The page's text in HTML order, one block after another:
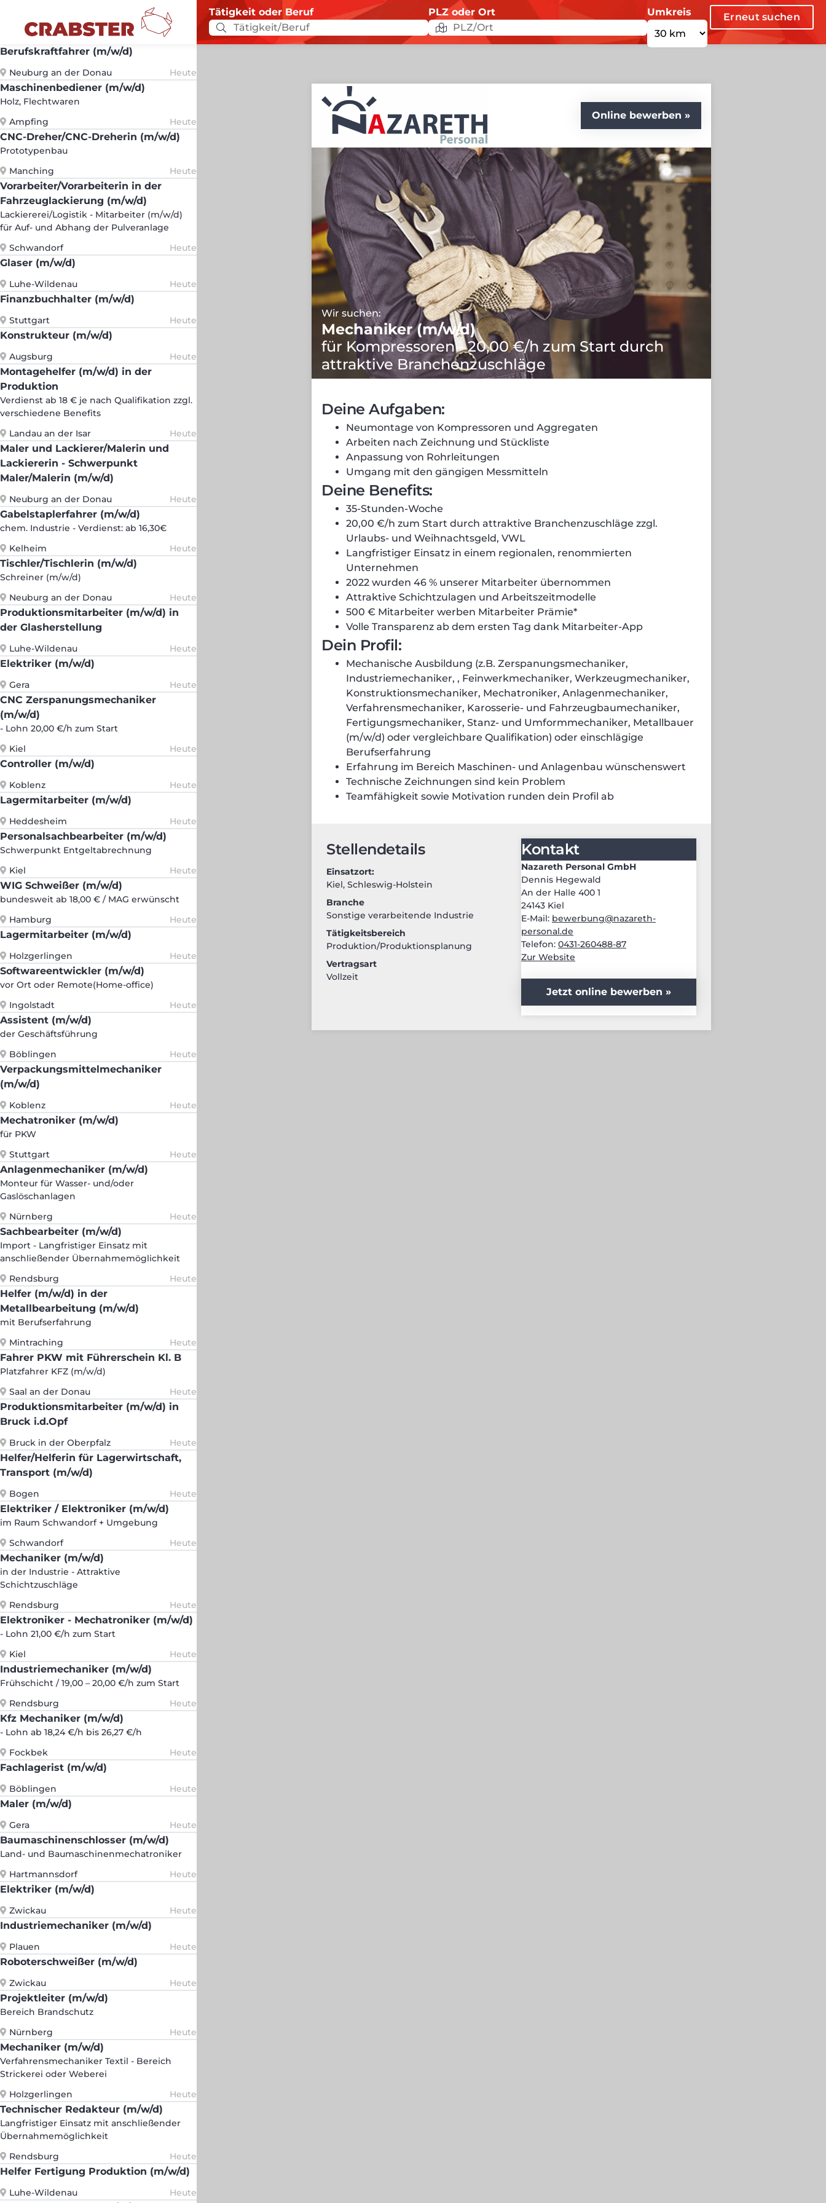
Tätigkeit oder Beruf PLZ oder Ort Umkreis Erneut suchen
Berufskraftfahrer (m/w/d)
Neuburg an der Donau Heute
Maschinenbediener (m/w/d)
Holz, Flechtwaren
Ampfing
Heute
CNC-Dreher/CNC-Dreherin (m/w/d)
Prototypenbau
Manching
Heute
Vorarbeiter/Vorarbeiterin in der
Fahrzeuglackierung (m/w/d)
Lackiererei/Logistik - Mitarbeiter (m/w/d)
für Auf- und Abhang der Pulveranlage
Schwandorf
Heute
Glaser (m/w/d)
Luhe-Wildenau Heute
Finanzbuchhalter (m/w/d)
Stuttgart Heute
Konstrukteur (m/w/d)
Augsburg Heute
Montagehelfer (m/w/d) in der
Produktion
Verdienst ab 18 € je nach Qualifikation zzgl.
verschiedene Benefits
Landau an der Isar
Heute
Maler und Lackierer/Malerin und
Lackiererin - Schwerpunkt
Maler/Malerin (m/w/d)
Neuburg an der Donau Heute
Gabelstaplerfahrer (m/w/d)
chem. Industrie - Verdienst: ab 16,30€
Kelheim
Heute
Tischler/Tischlerin (m/w/d)
Schreiner (m/w/d)
Neuburg an der Donau
Heute
Produktionsmitarbeiter (m/w/d) in
der Glasherstellung
Luhe-Wildenau Heute
Elektriker (m/w/d)
Gera Heute
CNC Zerspanungsmechaniker
(m/w/d)
- Lohn 20,00 €/h zum Start
Kiel
Heute
Controller (m/w/d)
Koblenz Heute
Lagermitarbeiter (m/w/d)
Heddesheim Heute
Personalsachbearbeiter (m/w/d)
Schwerpunkt Entgeltabrechnung
Kiel
Heute
WIG Schweißer (m/w/d)
bundesweit ab 18,00 € / MAG erwünscht
Hamburg
Heute
Lagermitarbeiter (m/w/d)
Holzgerlingen Heute
Softwareentwickler (m/w/d)
vor Ort oder Remote(Home-office)
Ingolstadt
Heute
Assistent (m/w/d)
der Geschäftsführung
Böblingen
Heute
Verpackungsmittelmechaniker
(m/w/d)
Koblenz Heute
Mechatroniker (m/w/d)
für PKW
Stuttgart
Heute
Anlagenmechaniker (m/w/d)
Monteur für Wasser- und/oder
Gaslöschanlagen
Nürnberg
Heute
Sachbearbeiter (m/w/d)
Import - Langfristiger Einsatz mit
anschließender Übernahmemöglichkeit
Rendsburg
Heute
Helfer (m/w/d) in der
Metallbearbeitung (m/w/d)
mit Berufserfahrung
Mintraching
Heute
Fahrer PKW mit Führerschein Kl. B
Platzfahrer KFZ (m/w/d)
Saal an der Donau
Heute
Produktionsmitarbeiter (m/w/d) in
Bruck i.d.Opf
Bruck in der Oberpfalz Heute
Helfer/Helferin für Lagerwirtschaft,
Transport (m/w/d)
Bogen Heute
Elektriker / Elektroniker (m/w/d)
im Raum Schwandorf + Umgebung
Schwandorf
Heute
Mechaniker (m/w/d)
in der Industrie - Attraktive
Schichtzuschläge
Rendsburg
Heute
Elektroniker - Mechatroniker (m/w/d)
- Lohn 21,00 €/h zum Start
Kiel
Heute
Industriemechaniker (m/w/d)
Frühschicht / 19,00 – 20,00 €/h zum Start
Rendsburg
Heute
Kfz Mechaniker (m/w/d)
- Lohn ab 18,24 €/h bis 26,27 €/h
Fockbek
Heute
Fachlagerist (m/w/d)
Böblingen Heute
Maler (m/w/d)
Gera Heute
Baumaschinenschlosser (m/w/d)
Land- und Baumaschinenmechatroniker
Hartmannsdorf
Heute
Elektriker (m/w/d)
Zwickau Heute
Industriemechaniker (m/w/d)
Plauen Heute
Roboterschweißer (m/w/d)
Zwickau Heute
Projektleiter (m/w/d)
Bereich Brandschutz
Nürnberg
Heute
Mechaniker (m/w/d)
Verfahrensmechaniker Textil - Bereich
Strickerei oder Weberei
Holzgerlingen
Heute
Technischer Redakteur (m/w/d)
Langfristiger Einsatz mit anschließender
Übernahmemöglichkeit
Rendsburg
Heute
Helfer Fertigung Produktion (m/w/d)
Luhe-Wildenau Heute
Online bewerben
Wir suchen:
Mechaniker (m/w/d)
für Kompressoren - 20,00 €/h zum Start durch
attraktive Branchenzuschläge
Deine Aufgaben:
Neumontage von Kompressoren und Aggregaten
Arbeiten nach Zeichnung und Stückliste
Anpassung von Rohrleitungen
Umgang mit den gängigen Messmitteln
Deine Benefits:
35-Stunden-Woche
20,00 €/h zum Start durch attraktive Branchenzuschläge zzgl.
Urlaubs- und Weihnachtsgeld, VWL
Langfristiger Einsatz in einem regionalen, renommierten
Unternehmen
2022 wurden 46 % unserer Mitarbeiter übernommen
Attraktive Schichtzulagen und Arbeitszeitmodelle
500 € Mitarbeiter werben Mitarbeiter Prämie*
Volle Transparenz ab dem ersten Tag dank Mitarbeiter-App
Dein Profil:
Mechanische Ausbildung (z.B. Zerspanungsmechaniker,
Industriemechaniker, , Feinwerkmechaniker, Werkzeugmechaniker,
Konstruktionsmechaniker, Mechatroniker, Anlagenmechaniker,
Verfahrensmechaniker, Karosserie- und Fahrzeugbaumechaniker,
Fertigungsmechaniker, Stanz- und Umformmechaniker, Metallbauer
(m/w/d) oder vergleichbare Qualifikation) oder einschlägige
Berufserfahrung
Erfahrung im Bereich Maschinen- und Anlagenbau wünschenswert
Technische Zeichnungen sind kein Problem
Teamfähigkeit sowie Motivation runden dein Profil ab
Stellendetails
Einsatzort:
Kiel, Schleswig-Holstein
Branche
Sonstige verarbeitende Industrie
Tätigkeitsbereich
Produktion/Produktionsplanung
Vertragsart
Vollzeit
Kontakt
Nazareth Personal GmbH
Dennis Hegewald
An der Halle 400 1
24143 Kiel
E-Mail: bewerbung@nazareth-
personal.de
Telefon: 0431-260488-87
Zur Website
Jetzt online bewerben